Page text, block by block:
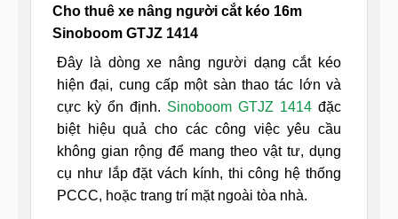
Cho thuê xe nâng người cắt kéo 16m
Sinoboom GTJZ 1414
Đây là dòng xe nâng người dạng cắt kéo
hiện đại, cung cấp một sàn thao tác lớn và
cực kỳ ổn định. Sinoboom GTJZ 1414 đặc
biệt hiệu quả cho các công việc yêu cầu
không gian rộng để mang theo vật tư, dụng
cụ như lắp đặt vách kính, thi công hệ thống
PCCC, hoặc trang trí mặt ngoài tòa nhà.